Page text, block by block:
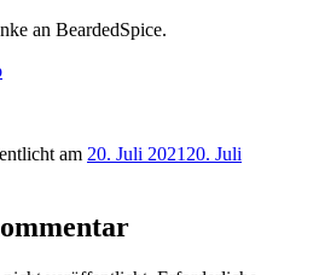
an BeardedSpice.
am 20. Juli 2021 20. Juli